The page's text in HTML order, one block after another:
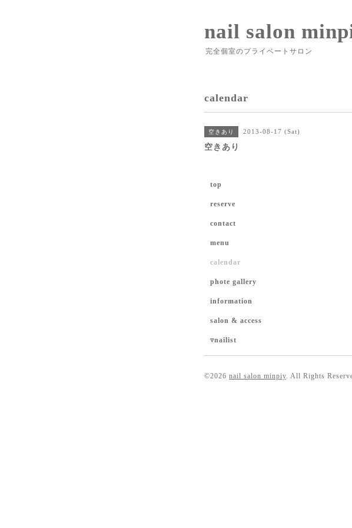
nail salon
完全個室のプライベートサロン
calendar
空きあり 2013-08-17 (Sat)
空きあり
top
reserve
contact
menu
calendar
phote gallery
information
salon & access
▿nailist
©2026 nail salon minpiy. All Rights